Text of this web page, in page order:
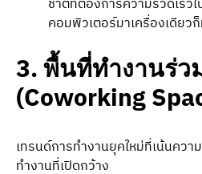
ชาติที่ต้องการความรวดเร็ว
คอมพิวเตอร์มาเครื่องเดียว
3. พื้นที่ทำงานร่ว
(Coworking
เทรนด์การทำงานยุคใหม่ที่เน้นคว
ทำงานที่เปิดกว้าง